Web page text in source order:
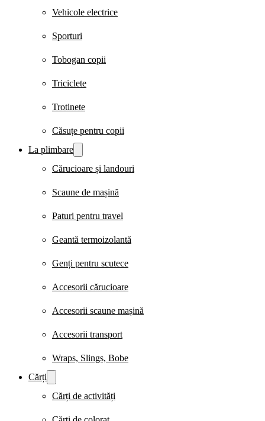
Vehicole electrice
Sporturi
Tobogan copii
Triciclete
Trotinete
Căsuțe pentru copii
La plimbare
Cărucioare și landouri
Scaune de mașină
Paturi pentru travel
Geantă termoizolantă
Genți pentru scutece
Accesorii cărucioare
Accesorii scaune mașină
Accesorii transport
Wraps, Slings, Bobe
Cărți
Cărți de activități